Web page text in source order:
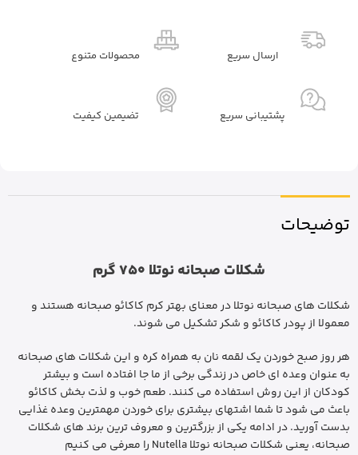
ارسال سریع محصولات متنوع
پشتیبانی سریع تضیمین کیفیت
توضیحات
شکلات صبحانه نوتلا 750 گرم
شکلات های صبحانه نوتلا در معنای بهتر کرم کاکائو صبحانه هستند و
معمولا از پودر کاکائو و شکر تشکیل می شوند.
هر روز صبح خوردن یک لقمه نان به همراه کره و این شکلات های صبحانه
به عنوان وعده ای خاص در زندگی برخی از ما جا افتاده است و بیشتر
کودکان از این روش استفاده می کنند. طعم خوب و لذت بخش کاکائو
باعث می شود تا شما اشتهای بیشتری برای خوردن مهمترین وعده غذایی
بدست آورید. در ادامه یکی از بزرگترین و معروف ترین برند های شکلات
صبحانه، یعنی شکلات صبحانه نوتلا Nutella را معرفی می کنیم